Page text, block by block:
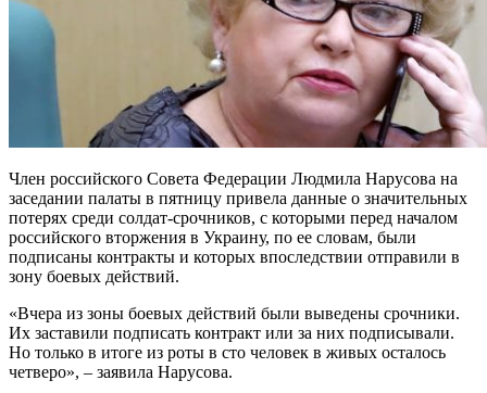
Член российского Совета Федерации Людмила Нарусова на
заседании палаты в пятницу привела данные о значительных
потерях среди солдат-срочников, с которыми перед началом
российского вторжения в Украину, по ее словам, были
подписаны контракты и которых впоследствии отправили в
зону боевых действий.
«Вчера из зоны боевых действий были выведены срочники.
Их заставили подписать контракт или за них подписывали.
Но только в итоге из роты в сто человек в живых осталось
четверо», – заявила Нарусова.